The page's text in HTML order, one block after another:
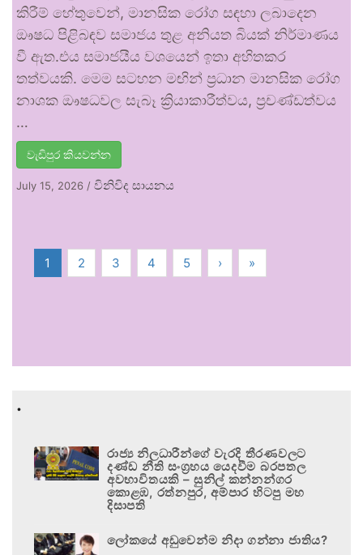
කිරීම් හේතුවෙන්, මානසික රෝග සඳහා ලබාදෙන
ඖෂධ පිළිබඳව සමාජය තුළ අනියත බියක් නිර්මාණය
වී ඇත.එය සමාජයීය වශයෙන් ඉතා අහිතකර
තත්වයකි. මෙම සටහන මඟින් ප්‍රධාන මානසික රෝග
නාශක ඖෂධවල සැබෑ ක්‍රියාකාරීත්වය, ප්‍රචණ්ඩත්වය
…
වැඩිපුර කියවන්න
July 15, 2026 / විනිවිද සායනය
1 2 3 4 5 › »
.
රාජ්‍ය නිලධාරීන්ගේ වැරදි තීරණවලට
දණ්ඩ නීති සංග්‍රහය යෙදවීම බරපතල
අවභාවිතයකි – සුනිල් කන්නන්ගර
කොළඹ, රත්නපුර, අම්පාර හිටපු මහ
දිසාපති
ලෝකයේ අඩුවෙන්ම නිදා ගන්නා ජාතිය?